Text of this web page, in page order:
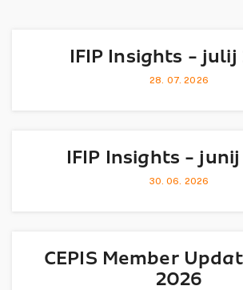
IFIP Insights - julij
28. 07. 2026
IFIP Insights -
30. 06. 2026
CEPIS Member
2026